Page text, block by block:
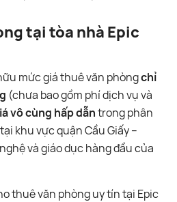
tại tòa nhà Epic
mức giá thuê văn phòngchỉ
(chưa bao gồm phí dịch vụ và
vô cùng hấp dẫntrong phân
khu vực quận Cầu Giấy –
và giáo dục hàng đầu của
thuê văn phòng uy tín tại Epic